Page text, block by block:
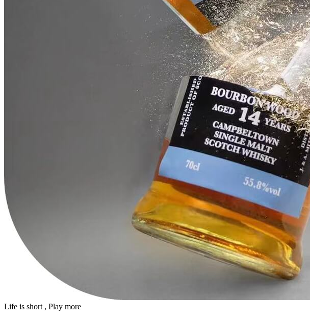
Life is short , Play more